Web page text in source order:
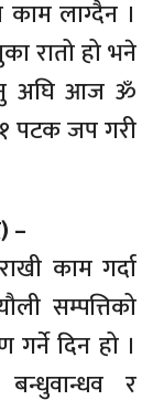
काम लाग्दैन ।
रातो हो भने
अघि आज ॐ
पटक जप गरी
–
काम गर्दा
सम्पत्तिको
दिन हो ।
र